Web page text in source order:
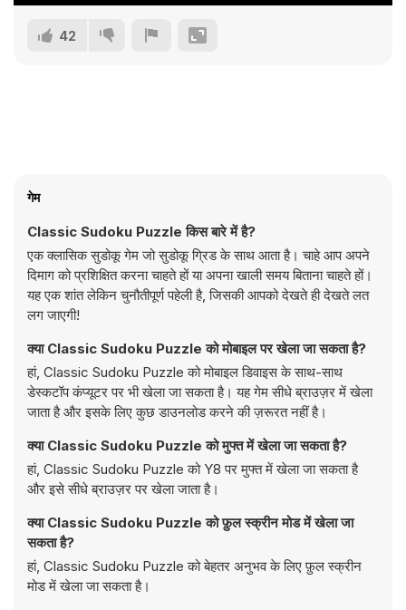
42
गेम
Classic Sudoku Puzzle किस बारे में है?
एक क्लासिक सुडोकू गेम जो सुडोकू ग्रिड के साथ आता है। चाहे आप अपने
दिमाग को प्रशिक्षित करना चाहते हों या अपना खाली समय बिताना चाहते हों।
यह एक शांत लेकिन चुनौतीपूर्ण पहेली है, जिसकी आपको देखते ही देखते लत
लग जाएगी!
क्या Classic Sudoku Puzzle को मोबाइल पर खेला जा सकता है?
हां, Classic Sudoku Puzzle को मोबाइल डिवाइस के साथ-साथ
डेस्कटॉप कंप्यूटर पर भी खेला जा सकता है। यह गेम सीधे ब्राउज़र में खेला
जाता है और इसके लिए कुछ डाउनलोड करने की ज़रूरत नहीं है।
क्या Classic Sudoku Puzzle को मुफ्त में खेला जा सकता है?
हां, Classic Sudoku Puzzle को Y8 पर मुफ्त में खेला जा सकता है
और इसे सीधे ब्राउज़र पर खेला जाता है।
क्या Classic Sudoku Puzzle को फ़ुल स्क्रीन मोड में खेला जा
सकता है?
हां, Classic Sudoku Puzzle को बेहतर अनुभव के लिए फ़ुल स्क्रीन
मोड में खेला जा सकता है।